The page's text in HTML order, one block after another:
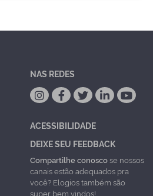
NAS REDES
ACESSIBILIDADE
DEIXE SEU FEEDBACK
Compartilhe conoscose nossos
canais estão adequados pra
você? Elogios também são
super bem vindos!